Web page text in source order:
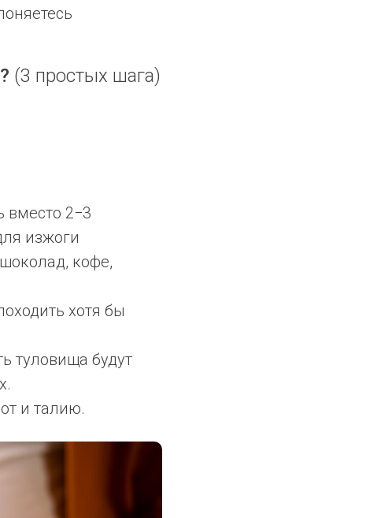
(3 простых шага)
вместо 2−3
изжоги
кофе,
хотя бы
туловища будут
и талию.